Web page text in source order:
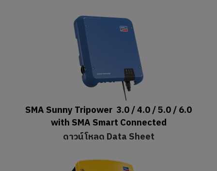
SMA Sunny Tripower 3.0 / 4.0 / 5.0 / 6.0
with SMA Smart Connected
ดาวน์โหลด Data Sheet